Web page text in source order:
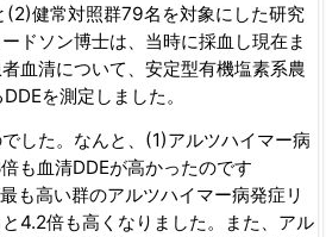
(2)健常対照群79名を対象にした研究
ドソン博士は、当時に採血し現在ま
血清について、安定型有機塩素系農
を測定しました。
した。なんと、(1)アルツハイマー病
も血清DDEが高かったのです
も高い群のアルツハイマー病発症リ
4.2倍も高くなりました。また、アル